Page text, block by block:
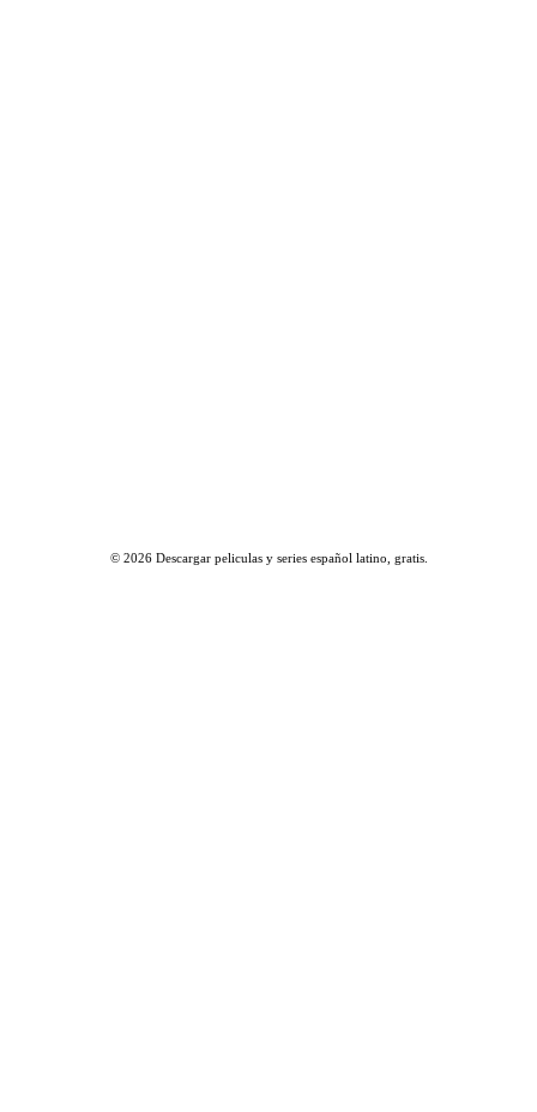
© 2026 Descargar peliculas y series español latino, gratis.